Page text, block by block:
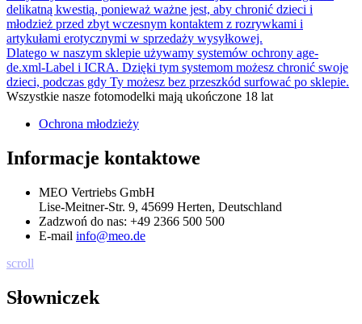
delikatną kwestią, ponieważ ważne jest, aby chronić dzieci i
młodzież przed zbyt wczesnym kontaktem z rozrywkami i
artykułami erotycznymi w sprzedaży wysyłkowej.
Dlatego w naszym sklepie używamy systemów ochrony age-
de.xml-Label i ICRA. Dzięki tym systemom możesz chronić swoje
dzieci, podczas gdy Ty możesz bez przeszkód surfować po sklepie.
Wszystkie nasze fotomodelki mają ukończone 18 lat
Ochrona młodzieży
Informacje kontaktowe
MEO Vertriebs GmbH
Lise-Meitner-Str. 9, 45699 Herten, Deutschland
Zadzwoń do nas: +49 2366 500 500
E-mail info@meo.de
scroll
Słowniczek